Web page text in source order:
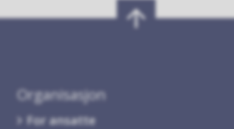
Organisasjon
For ansatte